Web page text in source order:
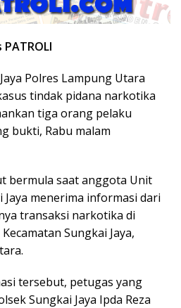
Polres Lampung Utara
tindak pidana narkotika
tiga orang pelaku
bukti, Rabu malam
bermula saat anggota Unit
Jaya menerima informasi dari
transaksi narkotika di
Sungkai Jaya,
tersebut, petugas yang
Sungkai Jaya Ipda Reza